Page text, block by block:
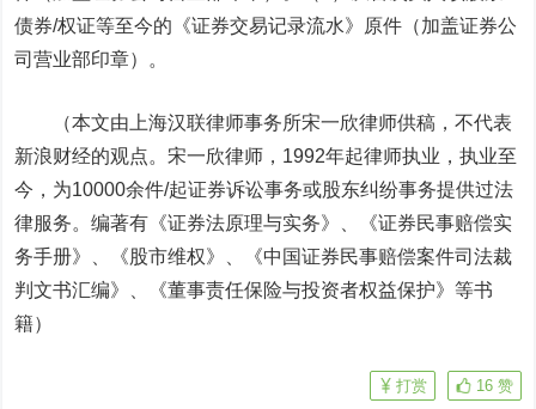
债券/权证等至今的《证券交易记录流水》原件（加盖证券公
司营业部印章）。
（本文由上海汉联律师事务所宋一欣律师供稿，不代表
新浪财经的观点。宋一欣律师，1992年起律师执业，执业至
今，为10000余件/起证券诉讼事务或股东纠纷事务提供过法
律服务。编著有《证券法原理与实务》、《证券民事赔偿实
务手册》、《股市维权》、《中国证券民事赔偿案件司法裁
判文书汇编》、《董事责任保险与投资者权益保护》等书
籍）
16 赞
打赏